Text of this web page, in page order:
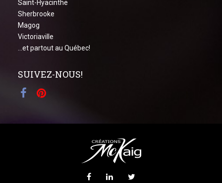
Saint-Hyacinthe
Sherbrooke
Magog
Victoriaville
...et partout au Québec!
SUIVEZ-NOUS!